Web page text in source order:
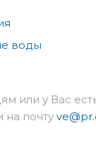
воды
или у Вас
на почту